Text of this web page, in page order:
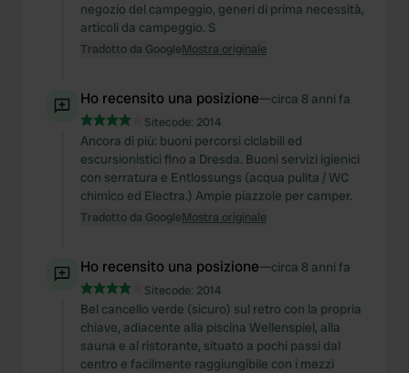
negozio del campeggio, generi di prima necessità,
articoli da campeggio. S
Tradotto da GoogleMostra originale
Ho recensito una posizione—circa 8 anni fa
Sitecode: 2014
Ancora di più: buoni percorsi ciclabili ed
escursionistici fino a Dresda. Buoni servizi igienici
con serratura e Entlossungs (acqua pulita / WC
chimico ed Electra.) Ampie piazzole per camper.
Tradotto da GoogleMostra originale
Ho recensito una posizione—circa 8 anni fa
Sitecode: 2014
Bel cancello verde (sicuro) sul retro con la propria
chiave, adiacente alla piscina Wellenspiel, alla
sauna e al ristorante, situato a pochi passi dal
centro e facilmente raggiungibile con i mezzi